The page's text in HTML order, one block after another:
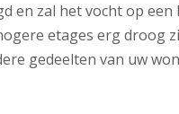
en zal het vocht op
etages erg droog
gedeelten van uw